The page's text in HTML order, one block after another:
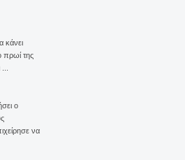
κάνει
πρωί της
...
ο
να